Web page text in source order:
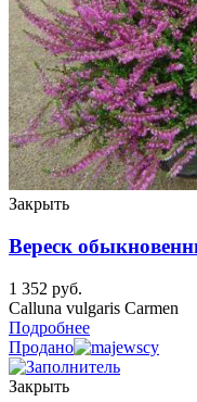
Закрыть
Вереск
1 352 руб.
Calluna vulgaris Carmen
Подробнее
Продано
Закрыть